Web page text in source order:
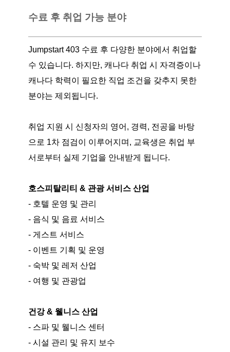
수료 후 취업 가능 분야
Jumpstart 403 수료 후 다양한 분야에서 취업할
수 있습니다. 하지만, 캐나다 취업 시 자격증이나
캐나다 학력이 필요한 직업 조건을 갖추지 못한
분야는 제외됩니다.
취업 지원 시 신청자의 영어, 경력, 전공을 바탕
으로 1차 점검이 이루어지며, 교육생은 취업 부
서로부터 실제 기업을 안내받게 됩니다.
호스피탈리티 & 관광 서비스 산업
- 호텔 운영 및 관리
- 음식 및 음료 서비스
- 게스트 서비스
- 이벤트 기획 및 운영
- 숙박 및 레저 산업
- 여행 및 관광업
건강 & 웰니스 산업
- 스파 및 웰니스 센터
- 시설 관리 및 유지 보수